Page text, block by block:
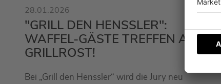
28.01.2026
"GRILL DEN HENSSLER":
WAFFEL-GÄSTE TREFFEN AUF
GRILLROST!
Bei „Grill den Henssler“ wird die Jury neu